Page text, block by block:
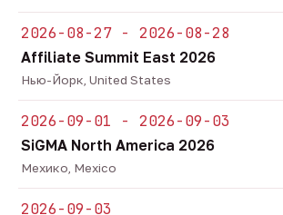
2026-08-27 - 2026-08-28
Affiliate Summit East 2026
Нью-Йорк, United States
2026-09-01 - 2026-09-03
SiGMA North America 2026
Мехико, Mexico
2026-09-03